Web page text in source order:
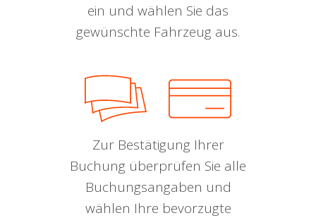
ein und wählen Sie das
gewünschte Fahrzeug aus.
Zur Bestätigung Ihrer
Buchung überprüfen Sie alle
Buchungsangaben und
wählen Ihre bevorzugte